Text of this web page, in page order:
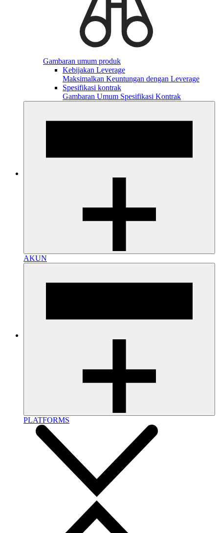
Gambaran umum produk
Kebijakan Leverage
Maksimalkan Keuntungan dengan Leverage
Spesifikasi kontrak
Gambaran Umum Spesifikasi Kontrak
AKUN
PLATFORMS